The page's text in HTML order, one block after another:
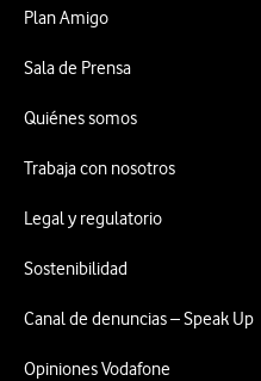
Plan Amigo
Sala de Prensa
Quiénes somos
Trabaja con nosotros
Legal y regulatorio
Sostenibilidad
Canal de denuncias – Speak Up
Opiniones Vodafone